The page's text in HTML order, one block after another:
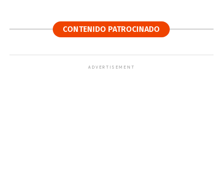
CONTENIDO PATROCINADO
ADVERTISEMENT